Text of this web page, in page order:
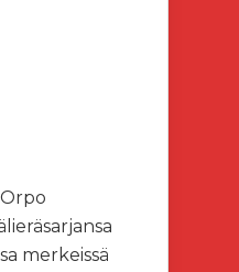
merkeissä